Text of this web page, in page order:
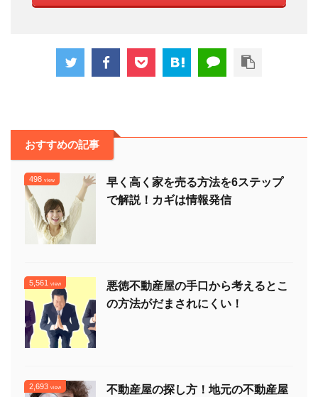
おすすめの記事
498 view
早く高く家を売る方法を6ステップ
で解説！カギは情報発信
5,561 view
悪徳不動産屋の手口から考えるとこ
の方法がだまされにくい！
2,693 view
不動産屋の探し方！地元の不動産屋